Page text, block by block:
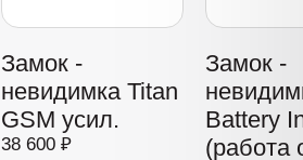
Замок -
невидимка Titan
GSM усил.
38 600 ₽
Замок -
Battery
(работа